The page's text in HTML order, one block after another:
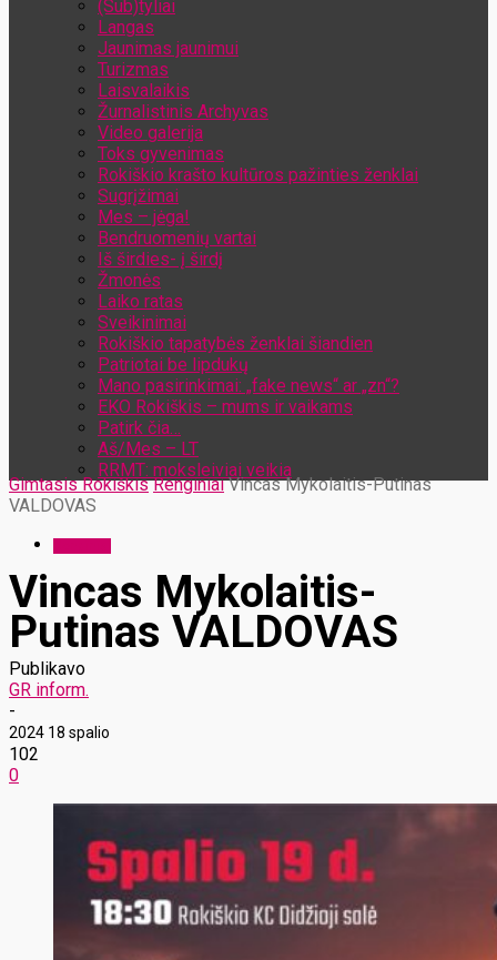
(Sub)tyliai
Langas
Jaunimas jaunimui
Turizmas
Laisvalaikis
Žurnalistinis Archyvas
Video galerija
Toks gyvenimas
Rokiškio krašto kultūros pažinties ženklai
Sugrįžimai
Mes – jėga!
Bendruomenių vartai
Iš širdies- į širdį
Žmonės
Laiko ratas
Sveikinimai
Rokiškio tapatybės ženklai šiandien
Patriotai be lipdukų
Mano pasirinkimai: „fake news“ ar „zn“?
EKO Rokiškis – mums ir vaikams
Patirk čia…
Aš/Mes – LT
RRMT: moksleiviai veikia
Gimtasis Rokiškis Renginiai Vincas Mykolaitis-Putinas
VALDOVAS
Vincas Mykolaitis-
Putinas VALDOVAS
Publikavo
GR inform.
-
2024 18 spalio
102
0